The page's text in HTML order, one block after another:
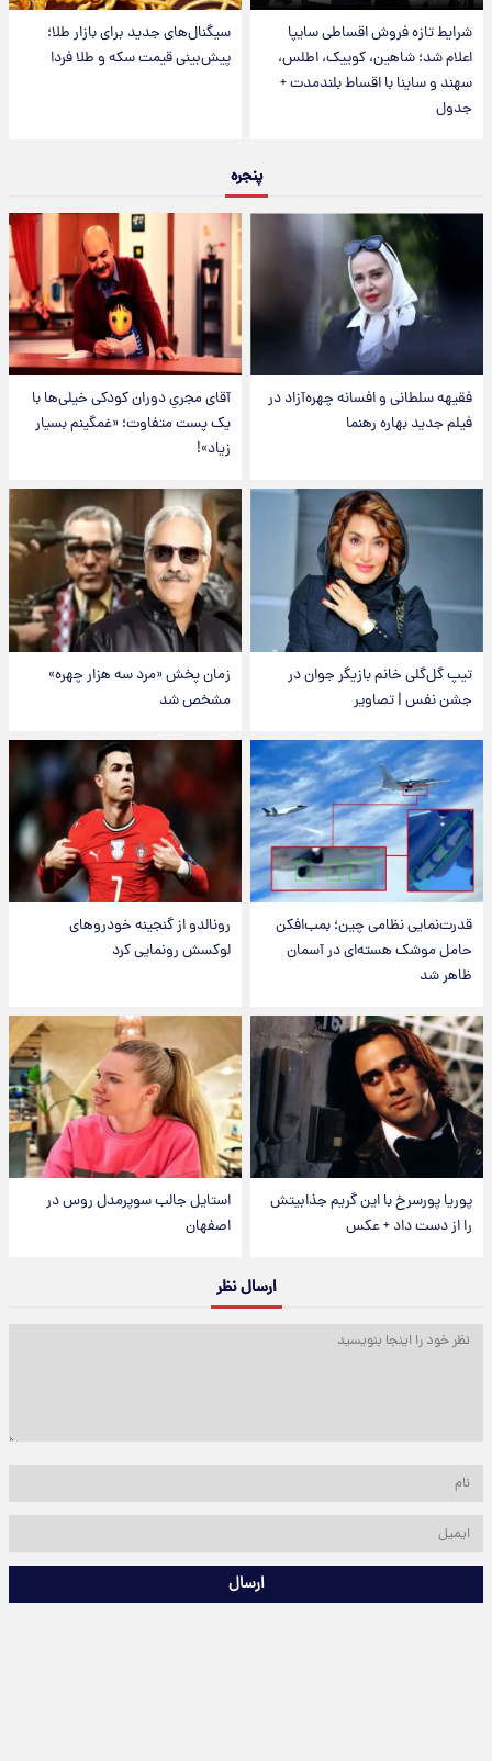
شرایط تازه فروش اقساطی سایپا
اعلام شد؛ شاهین، کوییک، اطلس،
سهند و ساینا با اقساط بلندمدت +
جدول
سیگنال‌های جدید برای بازار طلا؛
پیش‌بینی قیمت سکه و طلا فردا
پنجره
فقیهه سلطانی و افسانه چهره‌آزاد در
فیلم جدید بهاره رهنما
آقای مجریِ دوران کودکی خیلی‌ها با
یک پست متفاوت؛ «غمگینم بسیار
زیاد»!
تیپ گل‌گلی خانم بازیگر جوان در
جشن نفس | تصاویر
زمان پخش «مرد سه هزار چهره»
مشخص شد
قدرت‌نمایی نظامی چین؛ بمب‌افکن
حامل موشک هسته‌ای در آسمان
ظاهر شد
رونالدو از گنجینه خودروهای
لوکسش رونمایی کرد
پوریا پورسرخ با این گریم جذابیتش
را از دست داد + عکس
استایل جالب سوپرمدل روس در
اصفهان
ارسال نظر
ارسال